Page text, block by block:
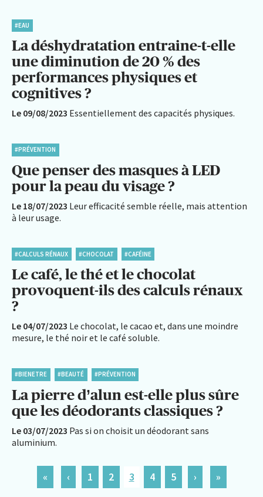
#EAU
La déshydratation entraine-t-elle
une diminution de 20 % des
performances physiques et
cognitives ?
Le 09/08/2023 Essentiellement des capacités physiques.
#PRÉVENTION
Que penser des masques à LED
pour la peau du visage ?
Le 18/07/2023 Leur efficacité semble réelle, mais attention
à leur usage.
#CALCULS RÉNAUX #CHOCOLAT #CAFÉINE
Le café, le thé et le chocolat
provoquent-ils des calculs rénaux
?
Le 04/07/2023 Le chocolat, le cacao et, dans une moindre
mesure, le thé noir et le café soluble.
#BIENETRE #BEAUTÉ #PRÉVENTION
La pierre d’alun est-elle plus sûre
que les déodorants classiques ?
Le 03/07/2023 Pas si on choisit un déodorant sans
aluminium.
« ‹ 1 2 3 4 5 › »